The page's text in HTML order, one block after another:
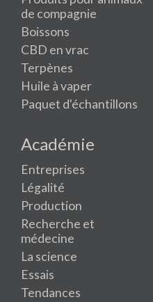
de compagnie
Boissons
CBD en vrac
Terpènes
Huile à vaper
Paquet d'échantillons
Académie
Entreprises
Légalité
Production
Recherche et
médecine
La science
Essais
Tendances